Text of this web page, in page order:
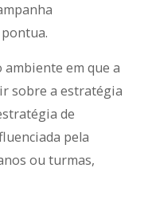
em que a
sobre a estratégia
de
pela
ou turmas,